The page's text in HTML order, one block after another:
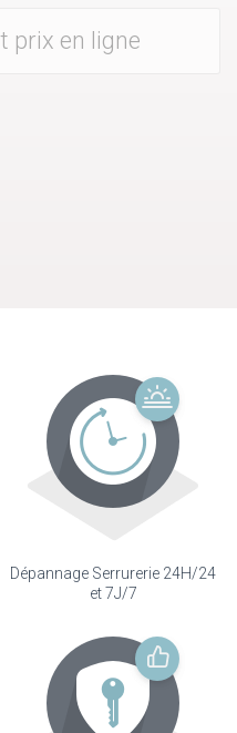
prix en ligne
Dépannage Serrurerie 24H/24
et 7J/7